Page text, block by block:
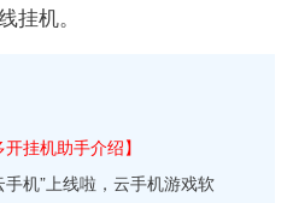
挂机。
开挂机助手介绍】
手机”上线啦，云手机游戏软